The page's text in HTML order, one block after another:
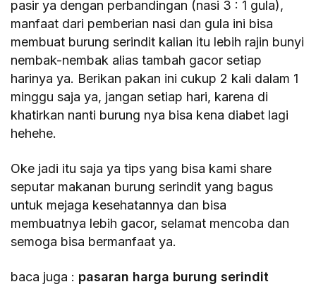
pasir ya dengan perbandingan (nasi 3 : 1 gula),
manfaat dari pemberian nasi dan gula ini bisa
membuat burung serindit kalian itu lebih rajin bunyi
nembak-nembak alias tambah gacor setiap
harinya ya. Berikan pakan ini cukup 2 kali dalam 1
minggu saja ya, jangan setiap hari, karena di
khatirkan nanti burung nya bisa kena diabet lagi
hehehe.
Oke jadi itu saja ya tips yang bisa kami share
seputar makanan burung serindit yang bagus
untuk mejaga kesehatannya dan bisa
membuatnya lebih gacor, selamat mencoba dan
semoga bisa bermanfaat ya.
baca juga : pasaran harga burung serindit